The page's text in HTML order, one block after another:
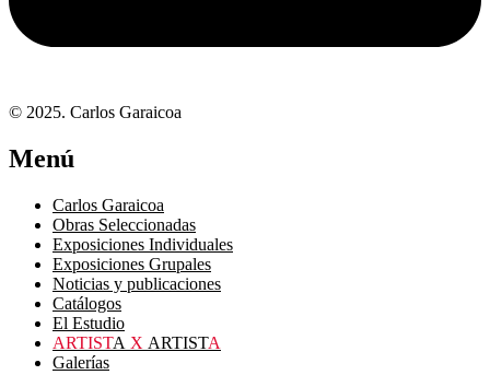
© 2025. Carlos Garaicoa
Menú
Carlos Garaicoa
Obras Seleccionadas
Exposiciones Individuales
Exposiciones Grupales
Noticias y publicaciones
Catálogos
El Estudio
ARTISTA X ARTISTA
Galerías